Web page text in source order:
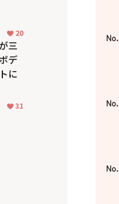
20
三
デ
に
31
No.
No.
No.